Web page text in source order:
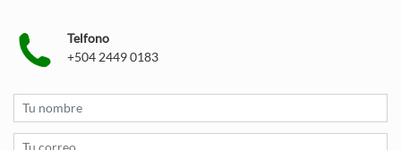
Telfono
+504 2449 0183